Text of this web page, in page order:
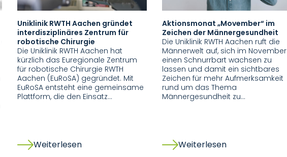
Uniklinik RWTH Aachen gründet
interdisziplinäres Zentrum für
robotische Chirurgie
Die Uniklinik RWTH Aachen hat
kürzlich das Euregionale Zentrum
für robotische Chirurgie RWTH
Aachen (EuRoSA) gegründet. Mit
EuRoSA entsteht eine gemeinsame
Plattform, die den Einsatz…
Weiterlesen
Aktionsmonat „Movember“ im
Zeichen der Männergesundheit
Die Uniklinik RWTH Aachen ruft die
Männerwelt auf, sich im November
einen Schnurrbart wachsen zu
lassen und damit ein sichtbares
Zeichen für mehr Aufmerksamkeit
rund um das Thema
Männergesundheit zu…
Weiterlesen